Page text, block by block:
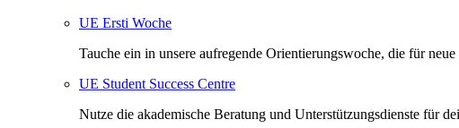
UE Ersti Woche
Tauche ein in unsere aufregende Orientierungswoche, die für
UE Student Success Centre
Nutze die akademische Beratung und Unterstützungsdienste für